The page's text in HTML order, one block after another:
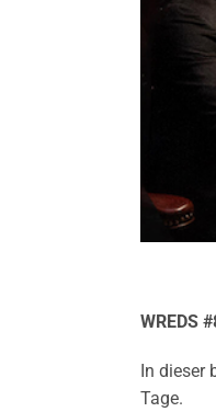
WREDS
In dieser
Tage.